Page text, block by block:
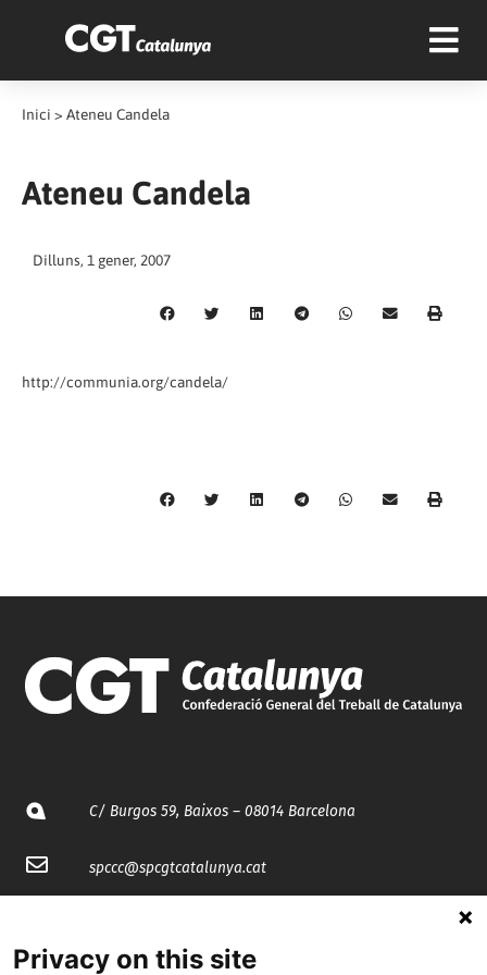
Inici > Ateneu Candela
Ateneu Candela
Dilluns, 1 gener, 2007
http://communia.org/candela/
C/ Burgos 59, Baixos – 08014 Barcelona
spccc@spcgtcatalunya.cat
Privacy on this site